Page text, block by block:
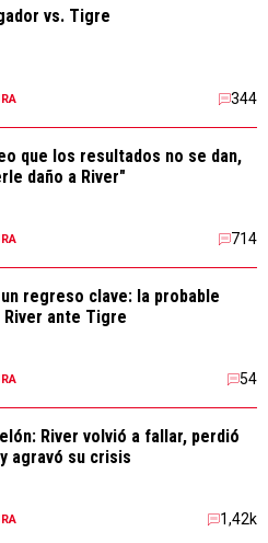
vs. Tigre
344
que los resultados no se dan,
daño a River"
714
regreso clave: la probable
ante Tigre
54
River volvió a fallar, perdió
agravó su crisis
1,42k